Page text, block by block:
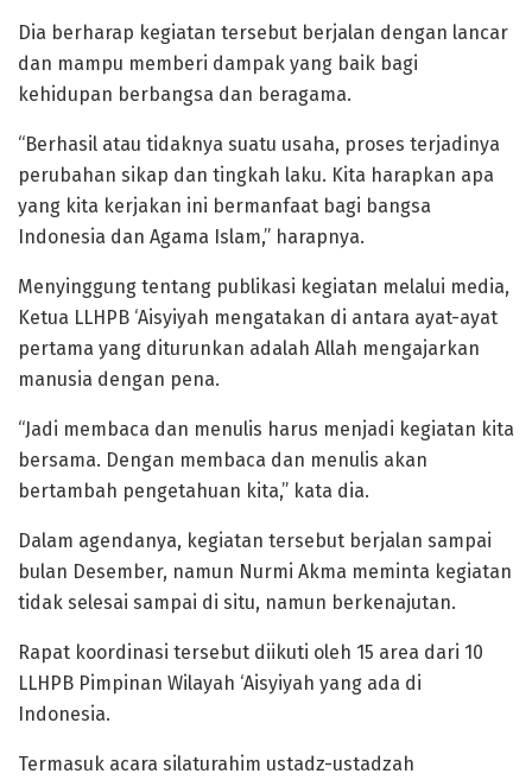
Dia berharap kegiatan tersebut berjalan dengan lancar
dan mampu memberi dampak yang baik bagi
kehidupan berbangsa dan beragama.
“Berhasil atau tidaknya suatu usaha, proses terjadinya
perubahan sikap dan tingkah laku. Kita harapkan apa
yang kita kerjakan ini bermanfaat bagi bangsa
Indonesia dan Agama Islam,” harapnya.
Menyinggung tentang publikasi kegiatan melalui media,
Ketua LLHPB ‘Aisyiyah mengatakan di antara ayat-ayat
pertama yang diturunkan adalah Allah mengajarkan
manusia dengan pena.
“Jadi membaca dan menulis harus menjadi kegiatan kita
bersama. Dengan membaca dan menulis akan
bertambah pengetahuan kita,” kata dia.
Dalam agendanya, kegiatan tersebut berjalan sampai
bulan Desember, namun Nurmi Akma meminta kegiatan
tidak selesai sampai di situ, namun berkenajutan.
Rapat koordinasi tersebut diikuti oleh 15 area dari 10
LLHPB Pimpinan Wilayah ‘Aisyiyah yang ada di
Indonesia.
Termasuk acara silaturahim ustadz-ustadzah